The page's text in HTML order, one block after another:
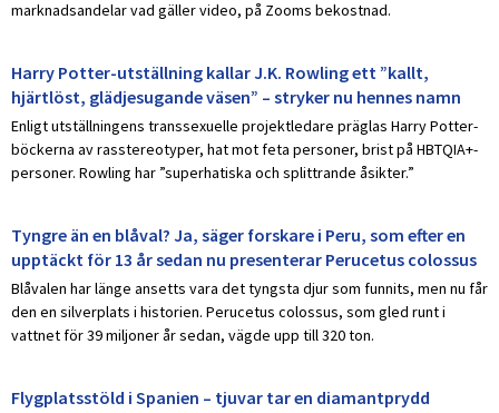
marknadsandelar vad gäller video, på Zooms bekostnad.
Harry Potter-utställning kallar J.K. Rowling ett ”kallt,
hjärtlöst, glädjesugande väsen” – stryker nu hennes namn
Enligt utställningens transsexuelle projektledare präglas Harry Potter-
böckerna av rasstereotyper, hat mot feta personer, brist på HBTQIA+-
personer. Rowling har ”superhatiska och splittrande åsikter.”
Tyngre än en blåval? Ja, säger forskare i Peru, som efter en
upptäckt för 13 år sedan nu presenterar Perucetus colossus
Blåvalen har länge ansetts vara det tyngsta djur som funnits, men nu får
den en silverplats i historien. Perucetus colossus, som gled runt i
vattnet för 39 miljoner år sedan, vägde upp till 320 ton.
Flygplatsstöld i Spanien – tjuvar tar en diamantprydd